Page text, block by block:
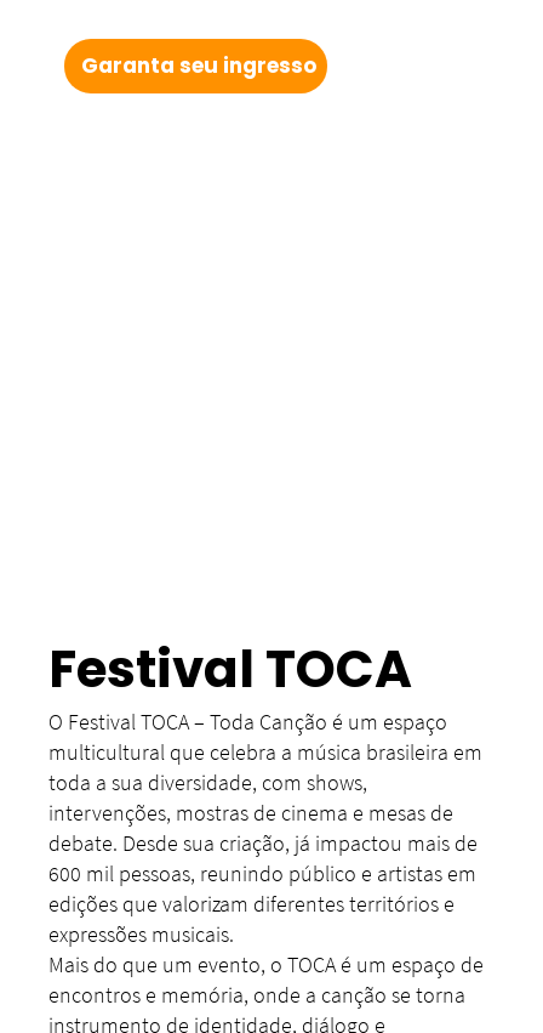
Garanta seu ingresso
Festival TOCA
O Festival TOCA – Toda Canção é um espaço
multicultural que celebra a música brasileira em
toda a sua diversidade, com shows,
intervenções, mostras de cinema e mesas de
debate. Desde sua criação, já impactou mais de
600 mil pessoas, reunindo público e artistas em
edições que valorizam diferentes territórios e
expressões musicais.
Mais do que um evento, o TOCA é um espaço de
encontros e memória, onde a canção se torna
instrumento de identidade, diálogo e